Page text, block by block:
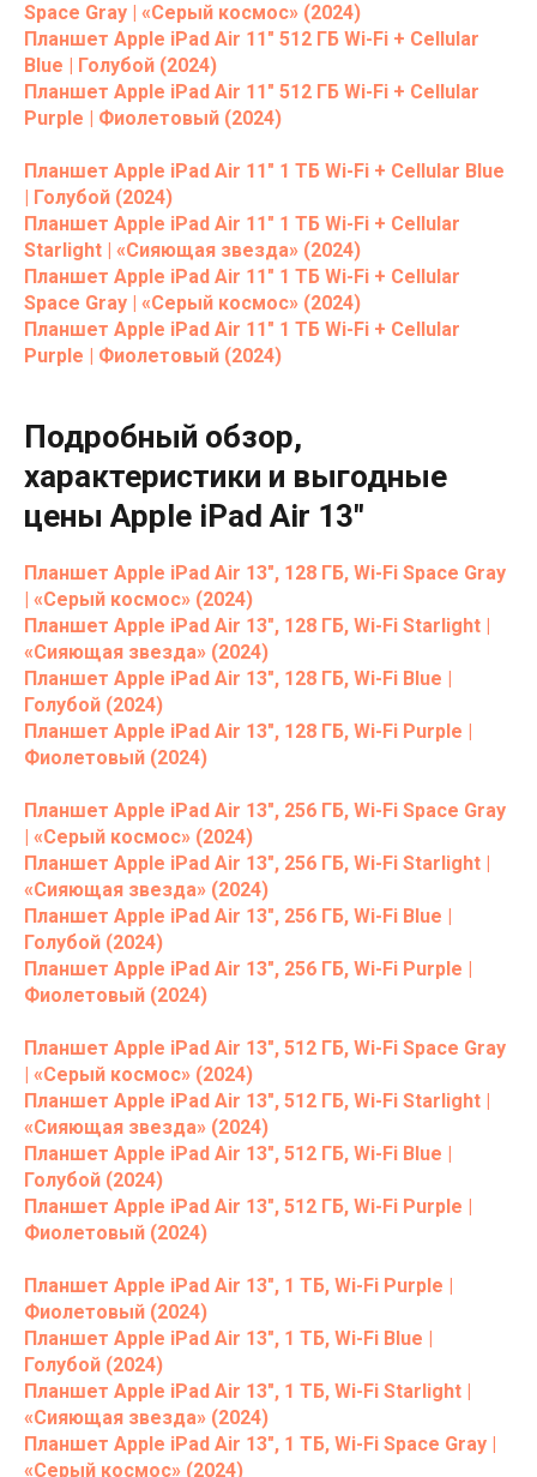
Space Gray | «Серый космос» (2024)
Планшет Apple iPad Air 11" 512 ГБ Wi-Fi + Cellular
Blue | Голубой (2024)
Планшет Apple iPad Air 11" 512 ГБ Wi-Fi + Cellular
Purple | Фиолетовый (2024)
Планшет Apple iPad Air 11" 1 ТБ Wi-Fi + Cellular Blue
| Голубой (2024)
Планшет Apple iPad Air 11" 1 ТБ Wi-Fi + Cellular
Starlight | «Сияющая звезда» (2024)
Планшет Apple iPad Air 11" 1 ТБ Wi-Fi + Cellular
Space Gray | «Серый космос» (2024)
Планшет Apple iPad Air 11" 1 ТБ Wi-Fi + Cellular
Purple | Фиолетовый (2024)
Подробный обзор,
характеристики и выгодные
цены Apple iPad Air 13"
Планшет Apple iPad Air 13", 128 ГБ, Wi-Fi Space Gray
| «Серый космос» (2024)
Планшет Apple iPad Air 13", 128 ГБ, Wi-Fi Starlight |
«Сияющая звезда» (2024)
Планшет Apple iPad Air 13", 128 ГБ, Wi-Fi Blue |
Голубой (2024)
Планшет Apple iPad Air 13", 128 ГБ, Wi-Fi Purple |
Фиолетовый (2024)
Планшет Apple iPad Air 13", 256 ГБ, Wi-Fi Space Gray
| «Серый космос» (2024)
Планшет Apple iPad Air 13", 256 ГБ, Wi-Fi Starlight |
«Сияющая звезда» (2024)
Планшет Apple iPad Air 13", 256 ГБ, Wi-Fi Blue |
Голубой (2024)
Планшет Apple iPad Air 13", 256 ГБ, Wi-Fi Purple |
Фиолетовый (2024)
Планшет Apple iPad Air 13", 512 ГБ, Wi-Fi Space Gray
| «Серый космос» (2024)
Планшет Apple iPad Air 13", 512 ГБ, Wi-Fi Starlight |
«Сияющая звезда» (2024)
Планшет Apple iPad Air 13", 512 ГБ, Wi-Fi Blue |
Голубой (2024)
Планшет Apple iPad Air 13", 512 ГБ, Wi-Fi Purple |
Фиолетовый (2024)
Планшет Apple iPad Air 13", 1 ТБ, Wi-Fi Purple |
Фиолетовый (2024)
Планшет Apple iPad Air 13", 1 ТБ, Wi-Fi Blue |
Голубой (2024)
Планшет Apple iPad Air 13", 1 ТБ, Wi-Fi Starlight |
«Сияющая звезда» (2024)
Планшет Apple iPad Air 13", 1 ТБ, Wi-Fi Space Gray |
«Серый космос» (2024)